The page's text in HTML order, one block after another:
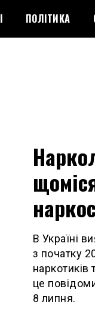
ПОЛІТИКА
В Україні
з початку
це
8 липня.